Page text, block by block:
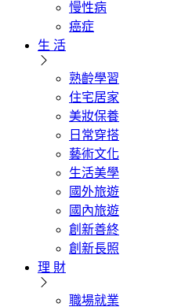
慢性病
癌症
生 活
熟齡學習
住宅居家
美妝保養
日常穿搭
藝術文化
生活美學
國外旅遊
國內旅遊
創新善終
創新長照
理 財
職場就業